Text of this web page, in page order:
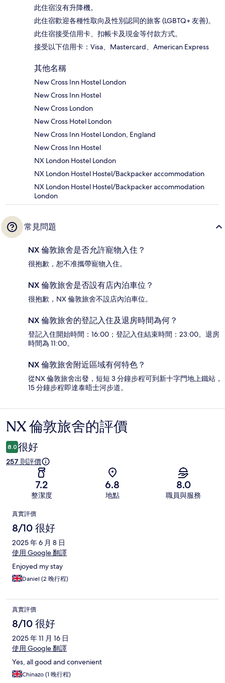
此住宿沒有升降機。
此住宿歡迎各種性取向及性別認同的旅客 (LGBTQ+ 友善)。
此住宿接受信用卡、扣帳卡及現金等付款方式。
接受以下信用卡：Visa、Mastercard、American Express
其他名稱
New Cross Inn Hostel London
New Cross Inn Hostel
New Cross London
New Cross Hotel London
New Cross Inn Hostel London, England
New Cross Inn Hostel
NX London Hostel London
NX London Hostel Hostel/Backpacker accommodation
NX London Hostel Hostel/Backpacker accommodation
London
常見問題
NX 倫敦旅舍是否允許寵物入住？
很抱歉，恕不准攜帶寵物入住。
NX 倫敦旅舍是否設有店內泊車位？
很抱歉，NX 倫敦旅舍不設店內泊車位。
NX 倫敦旅舍的登記入住及退房時間為何？
登記入住開始時間：16:00；登記入住結束時間：23:00。退房
時間為 11:00。
NX 倫敦旅舍附近區域有何特色？
從NX 倫敦旅舍出發，短短 3 分鐘步程可到新十字門地上鐵站，
15 分鐘步程即達泰晤士河步道。
評
價
NX 倫敦旅舍的評價
8.0 很好
257 則評價
7.2
整潔度
6.8
地點
8.0
職員與服務
評
價
真實評價
8/10 很好
2025 年 6 月 8 日
使用 Google 翻譯
Enjoyed my stay
Daniel (2 晚行程)
真實評價
8/10 很好
2025 年 11 月 16 日
使用 Google 翻譯
Yes, all good and convenient
Chinazo (1 晚行程)